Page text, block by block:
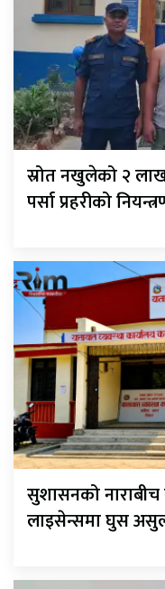
स्रोत नखुलेको २
पर्सा प्रहरीको
सुशासनको नाराबीच
लाइसेन्समा घुस